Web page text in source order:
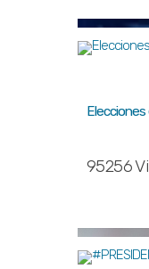
Elecciones
95256